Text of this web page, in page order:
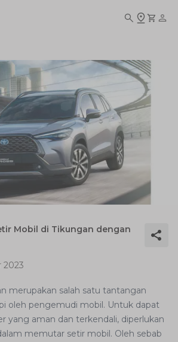
Mobil di Tikungan dengan
2023
merupakan salah satu tantangan
oleh pengemudi mobil. Untuk dapat
yang aman dan terkendali, diperlukan
memutar setir mobil. Oleh sebab